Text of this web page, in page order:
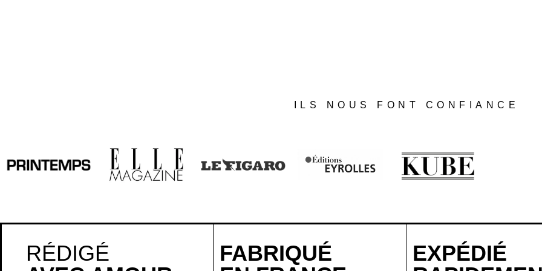
ILS NOUS FONT CONFIANCE
RÉDIGÉ
FABRIQUÉ
EXPÉDIÉ